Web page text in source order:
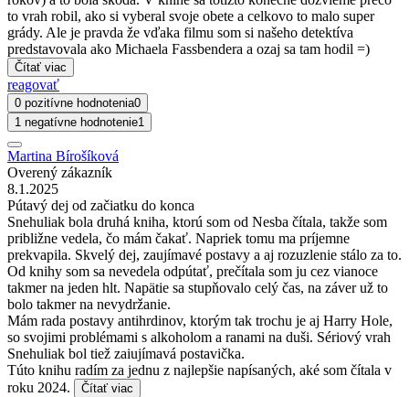
to vrah robil, ako si vyberal svoje obete a celkovo to malo super
grády. Ale je pravda že vďaka filmu som si našeho detektíva
predstavovala ako Michaela Fassbendera a ozaj sa tam hodil =)
Čítať viac
reagovať
0 pozitívne hodnotenia0
1 negatívne hodnotenie1
Martina Bírošíková
Overený zákazník
8.1.2025
Pútavý dej od začiatku do konca
Snehuliak bola druhá kniha, ktorú som od Nesba čítala, takže som
približne vedela, čo mám čakať. Napriek tomu ma príjemne
prekvapila. Skvelý dej, zaujímavé postavy a aj rozuzlenie stálo za to.
Od knihy som sa nevedela odpútať, prečítala som ju cez vianoce
takmer na jeden hlt. Napätie sa stupňovalo celý čas, na záver už to
bolo takmer na nevydržanie.
Mám rada postavy antihrdinov, ktorým tak trochu je aj Harry Hole,
so svojimi problémami s alkoholom a ranami na duši. Sériový vrah
Snehuliak bol tiež zaiujímavá postavička.
Túto knihu radím za jednu z najlepšie napísaných, aké som čítala v
roku 2024.
Čítať viac